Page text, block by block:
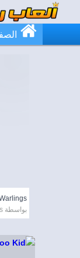
بواسطة Parrot Games